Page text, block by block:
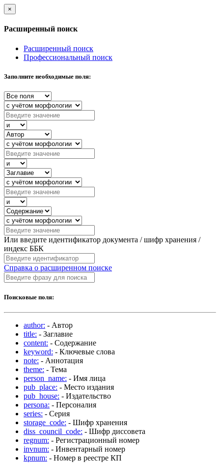
×
Расширенный поиск
Расширенный поиск
Профессиональный поиск
Заполните необходимые поля:
Или введите идентификатор документа / шифр хранения /
индекс ББК
Справка о расширенном поиске
Поисковые поля:
author: - Автор
title: - Заглавие
content: - Содержание
keyword: - Ключевые слова
note: - Аннотация
theme: - Тема
person_name: - Имя лица
pub_place: - Место издания
pub_house: - Издательство
persona: - Персоналия
series: - Серия
storage_code: - Шифр хранения
diss_council_code: - Шифр диссовета
regnum: - Регистрационный номер
invnum: - Инвентарный номер
kpnum: - Номер в реестре КП